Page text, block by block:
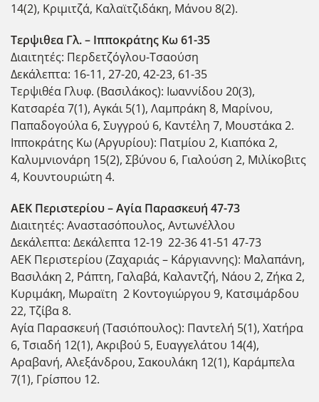
14(2), Κριμιτζά, Καλαϊτζιδάκη, Μάνου 8(2).
Τερψιθεα Γλ. – Ιπποκράτης Κω 61-35
Διαιτητές: Περδετζόγλου-Τσαούση
Δεκάλεπτα: 16-11, 27-20, 42-23, 61-35
Τερψιθέα Γλυφ. (Βασιλάκος): Ιωαννίδου 20(3),
Κατσαρέα 7(1), Αγκάι 5(1), Λαμπράκη 8, Μαρίνου,
Παπαδογούλα 6, Συγγρού 6, Καντέλη 7, Μουστάκα 2.
Ιπποκράτης Κω (Αργυρίου): Πατμίου 2, Κιαπόκα 2,
Καλυμνιονάρη 15(2), Σβύνου 6, Γιαλούση 2, Μιλίκοβιτς
4, Κουντουριώτη 4.
ΑΕΚ Περιστερίου – Αγία Παρασκευή 47-73
Διαιτητές: Αναστασόπουλος, Αντωνέλλου
Δεκάλεπτα: Δεκάλεπτα 12-19 22-36 41-51 47-73
ΑΕΚ Περιστερίου (Ζαχαριάς – Κάργιαννης): Μαλαπάνη,
Βασιλάκη 2, Ράπτη, Γαλαβά, Καλαντζή, Νάου 2, Ζήκα 2,
Κυριμάκη, Μωραϊτη 2 Κοντογιώργου 9, Κατσιμάρδου
22, Τζίβα 8.
Αγία Παρασκευή (Τασιόπουλος): Παντελή 5(1), Χατήρα
6, Τσιαδή 12(1), Ακριβού 5, Ευαγγελάτου 14(4),
Αραβανή, Αλεξάνδρου, Σακουλάκη 12(1), Καράμπελα
7(1), Γρίσπου 12.